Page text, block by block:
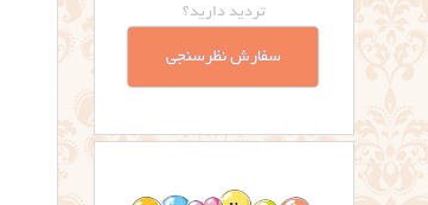
تردید دارید؟
سفارش نظرسنجی